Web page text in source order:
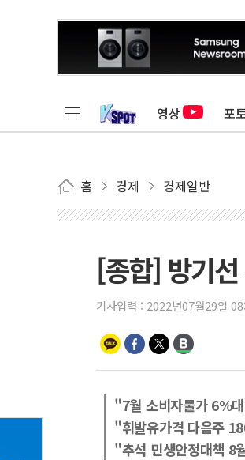
영상 포
홈 경제 경제일반
[종합] 방기
기사입력 : 2022년07월29일
"7월 소비자물가 6%
"휘발유가격 다음주
"추석 민생안정대책 8